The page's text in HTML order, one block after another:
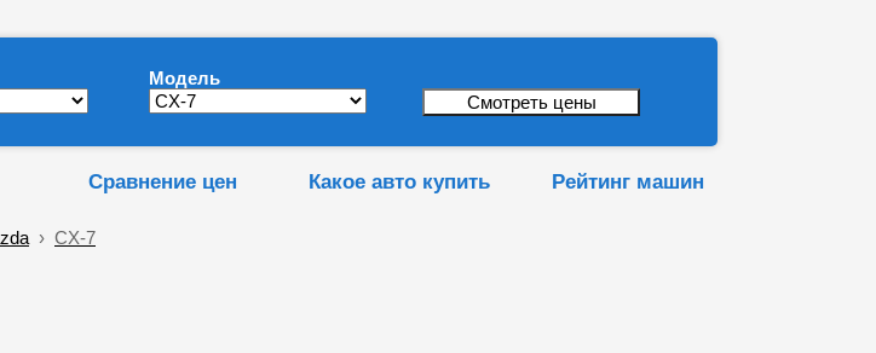
Модель
Сравнение цен Какое авто купить Рейтинг машин
› CX-7